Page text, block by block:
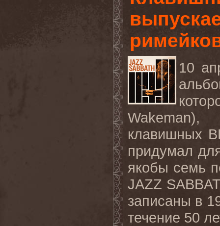
10
Wakeman),
клавишных
придумал
якобы семь
JAZZ
записаны в
течение 50